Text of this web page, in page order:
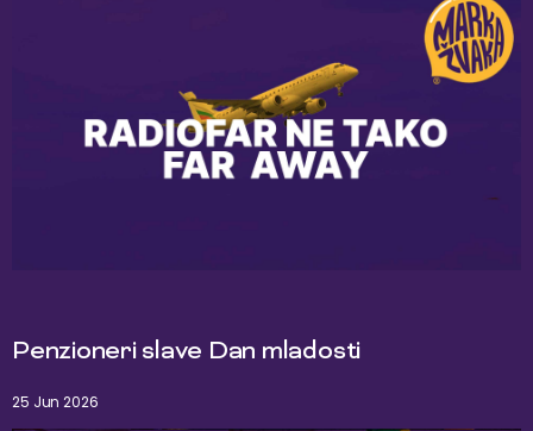
Penzioneri slave Dan mladosti
25 Jun 2026